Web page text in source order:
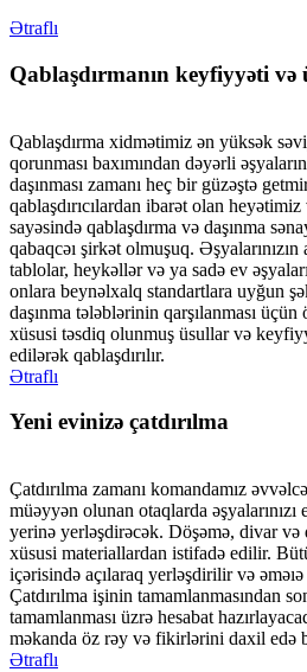
Ətraflı
Qablaşdırmanın keyfiyyəti və
Qablaşdırma xidmətimiz ən yüksək
qorunması baxımından dəyərli
daşınması zamanı heç bir güzəştə
qablaşdırıcılardan ibarət olan
sayəsində qablaşdırma və daşınma
qabaqcəı şirkət olmuşuq.
tablolar, heykəllər və ya sadə ev
onlara beynəlxalq standartlara uyğun
daşınma tələblərinin qarşılanması üçün
xüsusi təsdiq olunmuş üsullar və
edilərək qablaşdırılır.
Ətraflı
Yeni evinizə çatdırılma
Çatdırılma zamanı komandamız
müəyyən olunan otaqlarda əşyalarınızı
yerinə yerləşdirəcək. Döşəmə, divar
xüsusi materiallardan istifadə edilir.
içərisində açılaraq yerləşdirilir və əməıə
Çatdırılma işinin tamamlanmasından
tamamlanması üzrə hesabat
məkanda öz rəy və fikirlərini daxil edə
Ətraflı